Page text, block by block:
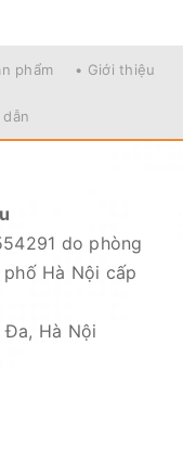
phẩm • Giới thiệu
do phòng
Hà Nội cấp
Hà Nội